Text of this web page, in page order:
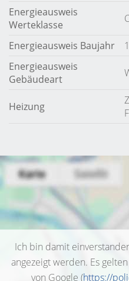
Energieausweis
Werteklasse
C
Energieausweis Baujahr
Energieausweis
Gebäudeart
Heizung
Ich bin damit
angezeigt werden. Es
von Google (https://